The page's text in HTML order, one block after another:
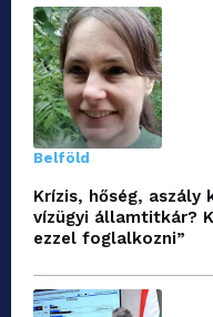
Belföld
Krízis, hőség,
vízügyi államtitkár?
ezzel foglalkozni”